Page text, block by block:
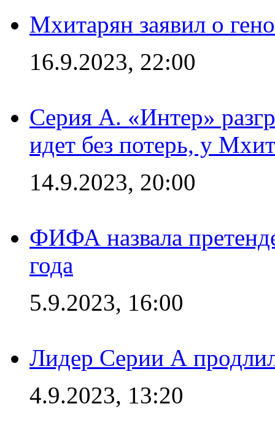
Мхитарян заявил о
16.9.2023, 22:00
Серия А. «Интер»
идет без потерь, у
14.9.2023, 20:00
ФИФА назвала
года
5.9.2023, 16:00
Лидер Серии А
4.9.2023, 13:20